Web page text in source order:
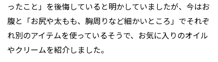
ったこと」を後悔していると明かしていましたが、今はお
腹と「お尻や太もも、胸周りなど細かいところ」でそれぞ
れ別のアイテムを使っているそうで、お気に入りのオイル
やクリームを紹介しました。